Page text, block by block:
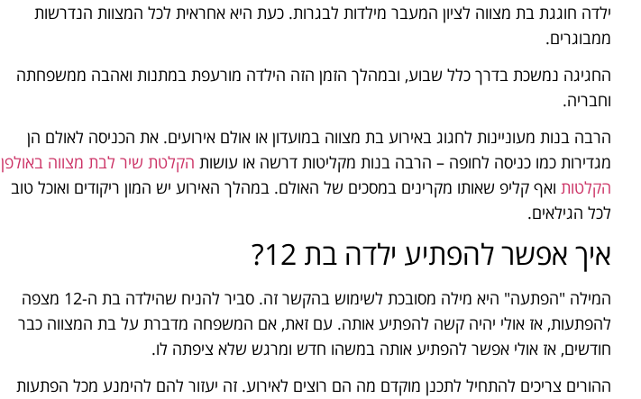
ילדה חוגגת בת מצווה לציון המעבר מילדות לבגרות. כעת היא אחראית לכל המצוות הנדרשות
ממבוגרים.
החגיגה נמשכת בדרך כלל שבוע, ובמהלך הזמן הזה הילדה מורעפת במתנות ואהבה ממשפחתה
וחבריה.
הרבה בנות מעוניינות לחגוג באירוע בת מצווה במועדון או אולם אירועים. את הכניסה לאולם הן
מגדירות כמו כניסה לחופה – הרבה בנות מקליטות דרשה או עושות הקלטת שיר לבת מצווה באולפן
הקלטות ואף קליפ שאותו מקרינים במסכים של האולם. במהלך האירוע יש המון ריקודים ואוכל טוב
לכל הגילאים.
איך אפשר להפתיע ילדה בת 12?
המילה "הפתעה" היא מילה מסובכת לשימוש בהקשר זה. סביר להניח שהילדה בת ה-12 מצפה
להפתעות, אז אולי יהיה קשה להפתיע אותה. עם זאת, אם המשפחה מדברת על בת המצווה כבר
חודשים, אז אולי אפשר להפתיע אותה במשהו חדש ומרגש שלא ציפתה לו.
ההורים צריכים להתחיל לתכנן מוקדם מה הם רוצים לאירוע. זה יעזור להם להימנע מכל הפתעות